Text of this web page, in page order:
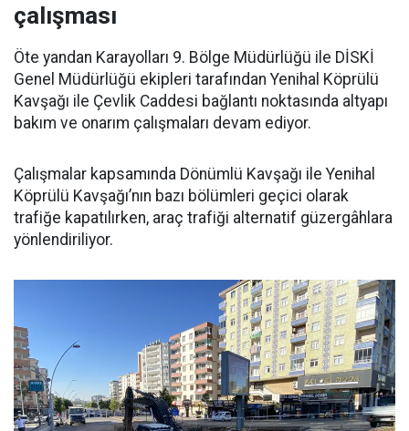
çalışması
Öte yandan Karayolları 9. Bölge Müdürlüğü ile DİSKİ
Genel Müdürlüğü ekipleri tarafından Yenihal Köprülü
Kavşağı ile Çevlik Caddesi bağlantı noktasında altyapı
bakım ve onarım çalışmaları devam ediyor.
Çalışmalar kapsamında Dönümlü Kavşağı ile Yenihal
Köprülü Kavşağı’nın bazı bölümleri geçici olarak
trafiğe kapatılırken, araç trafiği alternatif güzergâhlara
yönlendiriliyor.